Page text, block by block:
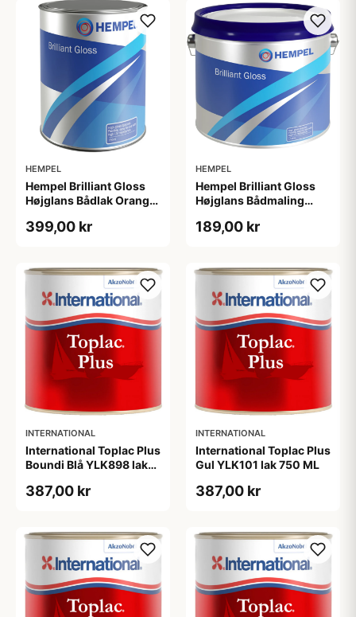
HEMPEL
Hempel Brilliant Gloss
Højglans Bådlak Orange
399,00 kr
HEMPEL
Hempel Brilliant Gloss
Højglans Bådmaling
0,375L
189,00 kr
INTERNATIONAL
International Toplac Plus
Boundi Blå YLK898 lak
387,00 kr
INTERNATIONAL
International Toplac Plus
Gul YLK101 lak 750 ML
387,00 kr